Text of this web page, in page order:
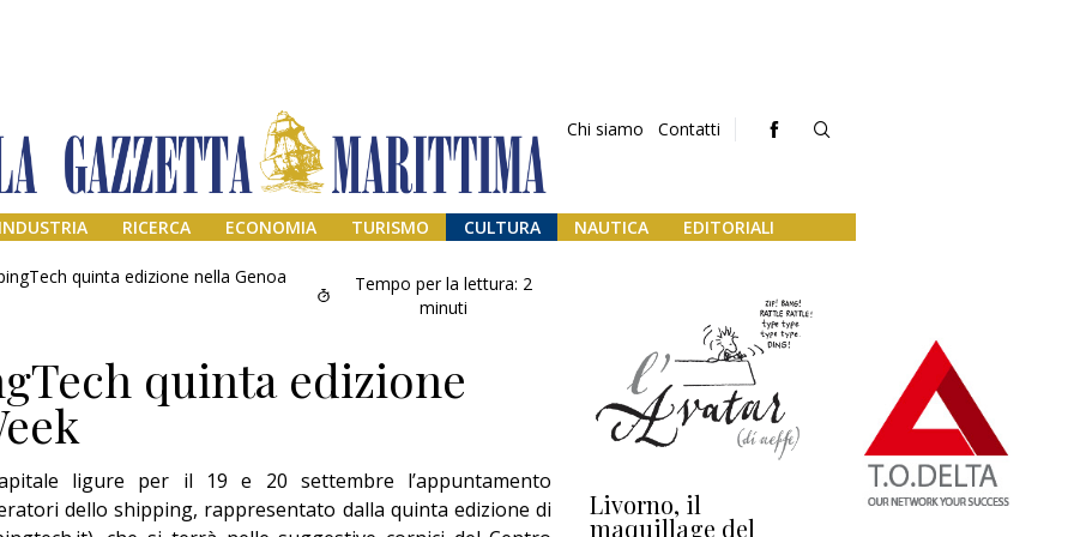
Chi siamo Contatti
INDUSTRIA RICERCA ECONOMIA TURISMO CULTURA NAUTICA EDITORIALI
quinta edizione nella Genoa
Tempo per la lettura: 2
minuti
quinta edizione
ligure per il 19 e 20 settembre l’appuntamento
dello shipping, rappresentato dalla quinta edizione di
Addio amico
Giorgio
Livorno, il
maquillage del
L’uscita di scena di